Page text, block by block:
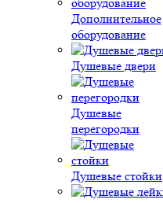
Дополнительное
оборудование
Душевые двери
Душевые
перегородки
Душевые стойки